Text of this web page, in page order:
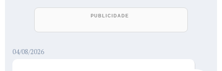
04/08/2026